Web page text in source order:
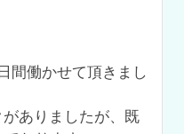
間働かせて頂きまし
ありましたが、既